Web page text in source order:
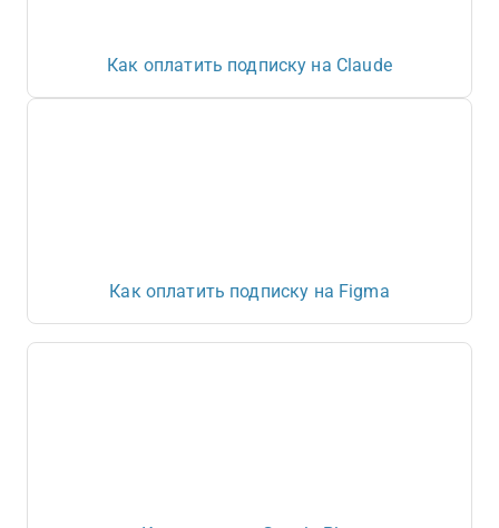
Как оплатить подписку на Claude
Как оплатить подписку на Figma